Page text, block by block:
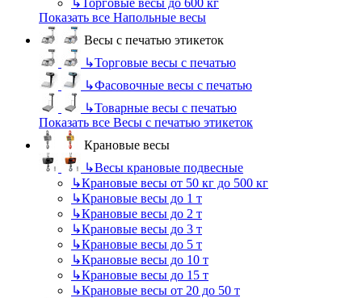
Показать все Напольные весы
Весы с печатью этикеток
↳Торговые весы с печатью
↳Фасовочные весы с печатью
↳Товарные весы с печатью
Показать все Весы с печатью этикеток
Крановые весы
↳Весы крановые подвесные
↳Крановые весы от 50 кг до 500 кг
↳Крановые весы до 1 т
↳Крановые весы до 2 т
↳Крановые весы до 3 т
↳Крановые весы до 5 т
↳Крановые весы до 10 т
↳Крановые весы до 15 т
↳Крановые весы от 20 до 50 т